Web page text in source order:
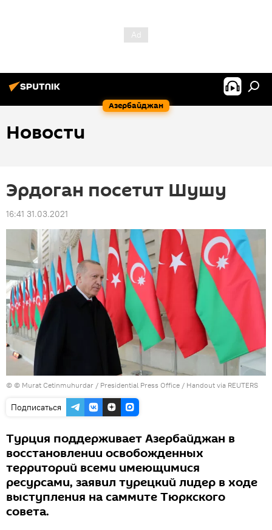
Азербайджан
Новости
Эрдоган посетит Шушу
16:41 31.03.2021
© © Murat Cetinmuhurdar / Presidential Press Office / Handout via REUTERS
Подписаться
Турция поддерживает Азербайджан в
восстановлении освобожденных
территорий всеми имеющимися
ресурсами, заявил турецкий лидер в ходе
выступления на саммите Тюркского
совета.